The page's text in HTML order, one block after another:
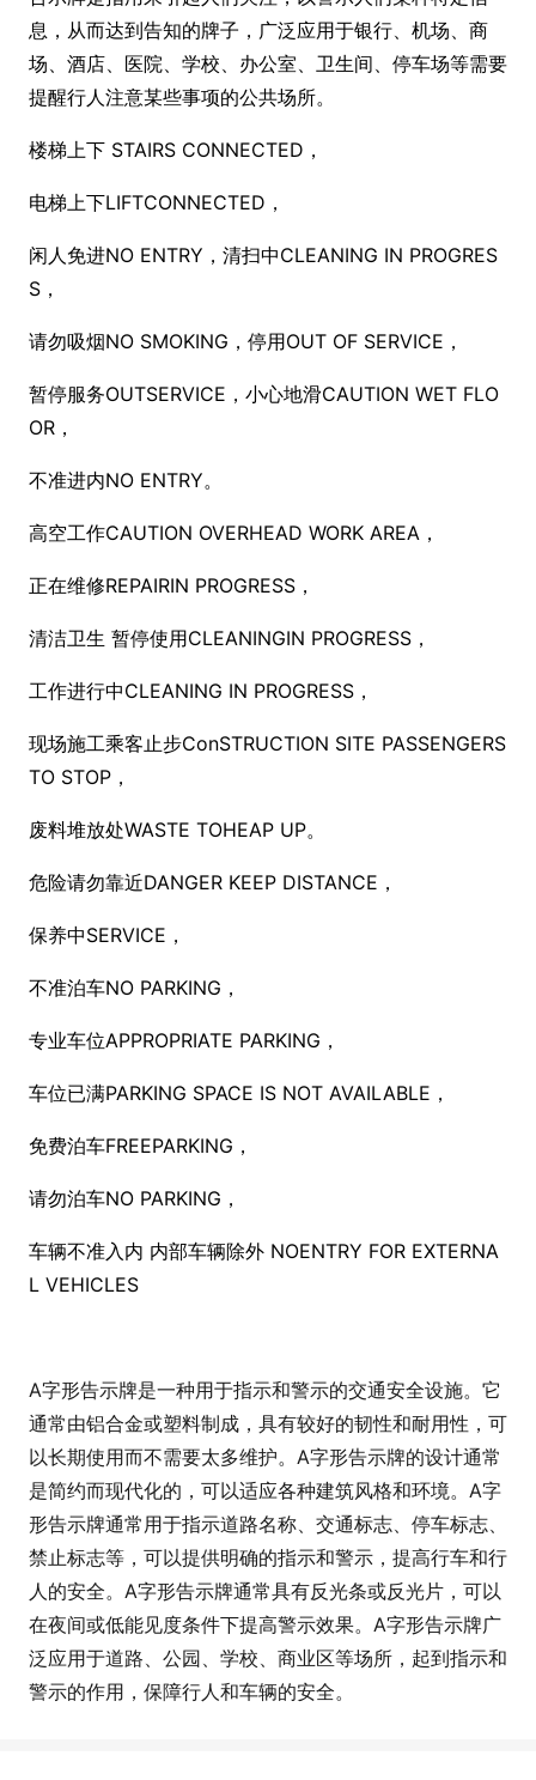
息，从而达到告知的牌子，广泛应用于银行、机场、商
场、酒店、医院、学校、办公室、卫生间、停车场等需要
提醒行人注意某些事项的公共场所。
楼梯上下 STAIRS CONNECTED，
电梯上下LIFTCONNECTED，
闲人免进NO ENTRY，清扫中CLEANING IN PROGRES
S，
请勿吸烟NO SMOKING，停用OUT OF SERVICE，
暂停服务OUTSERVICE，小心地滑CAUTION WET FLO
OR，
不准进内NO ENTRY。
高空工作CAUTION OVERHEAD WORK AREA，
正在维修REPAIRIN PROGRESS，
清洁卫生 暂停使用CLEANINGIN PROGRESS，
工作进行中CLEANING IN PROGRESS，
现场施工乘客止步ConSTRUCTION SITE PASSENGERS
TO STOP，
废料堆放处WASTE TOHEAP UP。
危险请勿靠近DANGER KEEP DISTANCE，
保养中SERVICE，
不准泊车NO PARKING，
专业车位APPROPRIATE PARKING，
车位已满PARKING SPACE IS NOT AVAILABLE，
免费泊车FREEPARKING，
请勿泊车NO PARKING，
车辆不准入内 内部车辆除外 NOENTRY FOR EXTERNA
L VEHICLES
A字形告示牌是一种用于指示和警示的交通安全设施。它
通常由铝合金或塑料制成，具有较好的韧性和耐用性，可
以长期使用而不需要太多维护。A字形告示牌的设计通常
是简约而现代化的，可以适应各种建筑风格和环境。A字
形告示牌通常用于指示道路名称、交通标志、停车标志、
禁止标志等，可以提供明确的指示和警示，提高行车和行
人的安全。A字形告示牌通常具有反光条或反光片，可以
在夜间或低能见度条件下提高警示效果。A字形告示牌广
泛应用于道路、公园、学校、商业区等场所，起到指示和
警示的作用，保障行人和车辆的安全。